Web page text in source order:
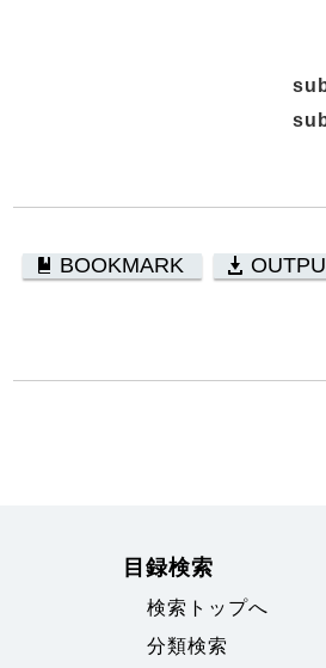
BOOKMARK
目録検索
検索トップへ
分類検索